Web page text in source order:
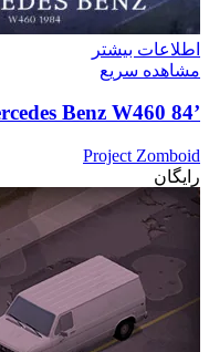
اطلاعات بیشتر
مشاهده سریع
’84 Mercedes Benz W460
Project Zomboid
رایگان